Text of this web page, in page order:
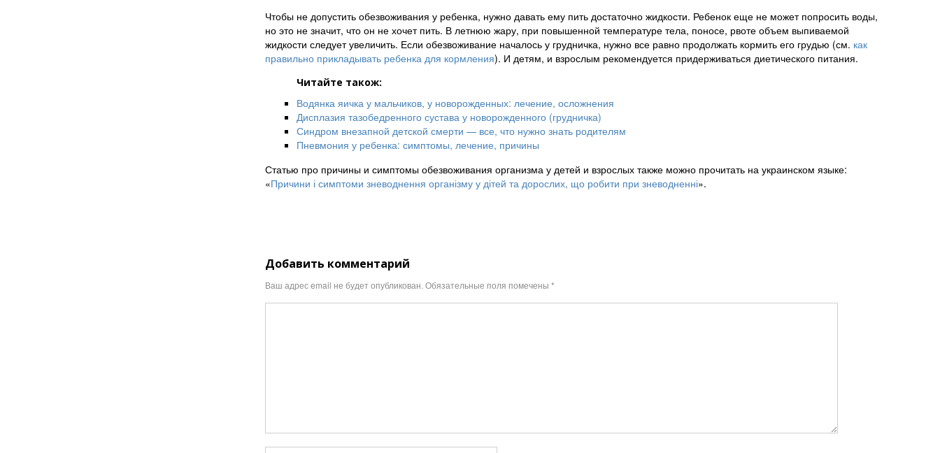
Чтобы не допустить обезвоживания у ребенка, нужно давать ему пить достаточно жидкости. Ребенок еще не может попросить воды,
но это не значит, что он не хочет пить. В летнюю жару, при повышенной температуре тела, поносе, рвоте объем выпиваемой
жидкости следует увеличить. Если обезвоживание началось у грудничка, нужно все равно продолжать кормить его грудью (см. как
правильно прикладывать ребенка для кормления). И детям, и взрослым рекомендуется придерживаться диетического питания.
Читайте також:
Водянка яичка у мальчиков, у новорожденных: лечение, осложнения
Дисплазия тазобедренного сустава у новорожденного (грудничка)
Синдром внезапной детской смерти — все, что нужно знать родителям
Пневмония у ребенка: симптомы, лечение, причины
Статью про причины и симптомы обезвоживания организма у детей и взрослых также можно прочитать на украинском языке:
«Причини і симптоми зневоднення організму у дітей та дорослих, що робити при зневодненні».
Добавить комментарий
Ваш адрес email не будет опубликован. Обязательные поля помечены *